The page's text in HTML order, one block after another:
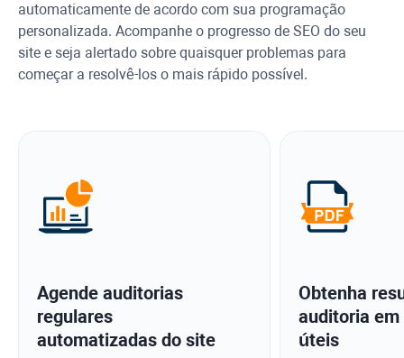
automaticamente de acordo com sua programação
personalizada. Acompanhe o progresso de SEO do seu
site e seja alertado sobre quaisquer problemas para
começar a resolvê-los o mais rápido possível.
Agende auditorias
regulares
automatizadas do site
Obtenha
auditoria
úteis